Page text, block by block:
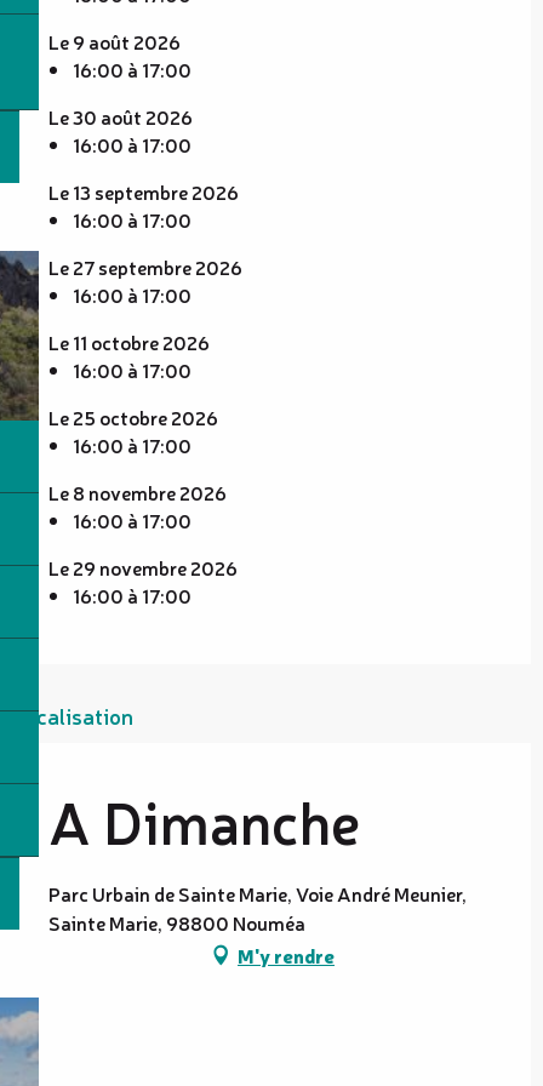
Le 9 août 2026
16:00 à 17:00
Le 30 août 2026
16:00 à 17:00
Le 13 septembre 2026
16:00 à 17:00
Le 27 septembre 2026
16:00 à 17:00
Le 11 octobre 2026
16:00 à 17:00
Le 25 octobre 2026
16:00 à 17:00
Le 8 novembre 2026
16:00 à 17:00
Le 29 novembre 2026
16:00 à 17:00
Localisation
A Dimanche
Parc Urbain de Sainte Marie, Voie André Meunier,
Sainte Marie, 98800 Nouméa
M'y rendre